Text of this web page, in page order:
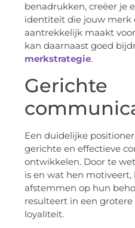
benadrukken, creëer je
identiteit die jouw merk
aantrekkelijk maakt
kan daarnaast goed
merkstrategie.
Gerichte
Een duidelijke
gerichte en effectieve
ontwikkelen. Door te
is en wat hen
afstemmen op hun
resulteert in een
loyaliteit.